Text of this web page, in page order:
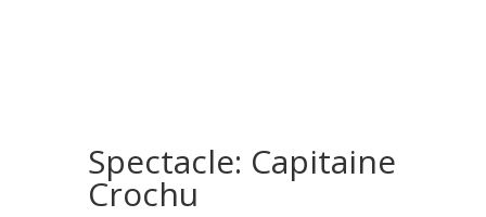
Spectacle: Capitaine
Crochu